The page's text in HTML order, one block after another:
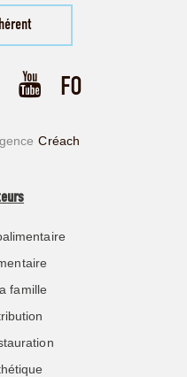
Créach
famille